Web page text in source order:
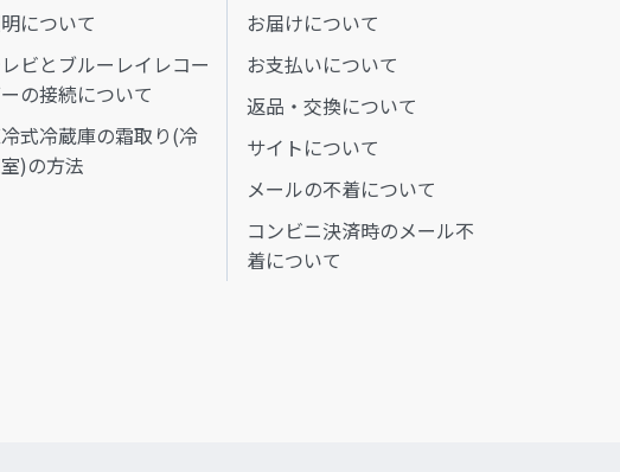
について
ビとブルーレイレコー
の接続について
式冷蔵庫の霜取り(冷
)の方法
お届けについて
お支払いについて
返品・交換について
サイトについて
メールの不着について
コンビニ決済時のメール不
着について